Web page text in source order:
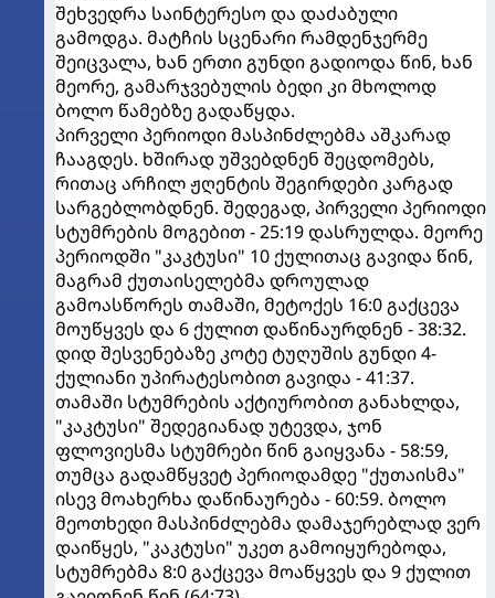
შეხვედრა საინტერესო და დაძაბული
გამოდგა. მატჩის სცენარი რამდენჯერმე
შეიცვალა, ხან ერთი გუნდი გადიოდა წინ, ხან
მეორე, გამარჯვებულის ბედი კი მხოლოდ
ბოლო წამებზე გადაწყდა.
პირველი პერიოდი მასპინძლებმა აშკარად
ჩააგდეს. ხშირად უშვებდნენ შეცდომებს,
რითაც არჩილ ჟღენტის შეგირდები კარგად
სარგებლობდნენ. შედეგად, პირველი პერიოდი
სტუმრების მოგებით - 25:19 დასრულდა. მეორე
პერიოდში "კაკტუსი" 10 ქულითაც გავიდა წინ,
მაგრამ ქუთაისელებმა დროულად
გამოასწორეს თამაში, მეტოქეს 16:0 გაქცევა
მოუწყვეს და 6 ქულით დაწინაურდნენ - 38:32.
დიდ შესვენებაზე კოტე ტუღუშის გუნდი 4-
ქულიანი უპირატესობით გავიდა - 41:37.
თამაში სტუმრების აქტიურობით განახლდა,
"კაკტუსი" შედეგიანად უტევდა, ჯონ
ფლოვიესმა სტუმრები წინ გაიყვანა - 58:59,
თუმცა გადამწყვეტ პერიოდამდე "ქუთაისმა"
ისევ მოახერხა დაწინაურება - 60:59. ბოლო
მეოთხედი მასპინძლებმა დამაჯერებლად ვერ
დაიწყეს, "კაკტუსი" უკეთ გამოიყურებოდა,
სტუმრებმა 8:0 გაქცევა მოაწყვეს და 9 ქულით